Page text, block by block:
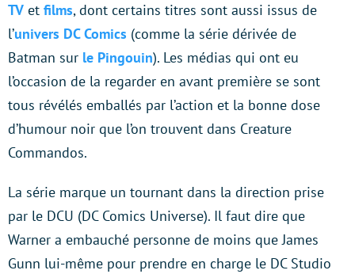
TV et films, dont certains titres sont aussi issus de
l’univers DC Comics (comme la série dérivée de
Batman sur le Pingouin). Les médias qui ont eu
l’occasion de la regarder en avant première se sont
tous révélés emballés par l’action et la bonne dose
d’humour noir que l’on trouvent dans Creature
Commandos.
La série marque un tournant dans la direction prise
par le DCU (DC Comics Universe). Il faut dire que
Warner a embauché personne de moins que James
Gunn lui-même pour prendre en charge le DC Studio